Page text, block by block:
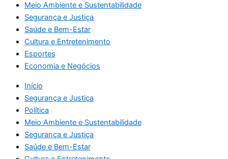
Meio Ambiente e Sustentabilidade
Segurança e Justiça
Saúde e Bem-Estar
Cultura e Entretenimento
Esportes
Economia e Negócios
Início
Segurança e Justiça
Política
Meio Ambiente e Sustentabilidade
Segurança e Justiça
Saúde e Bem-Estar